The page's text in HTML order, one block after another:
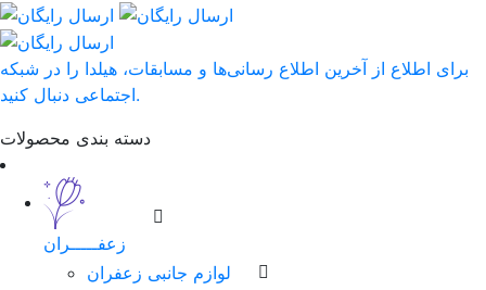
برای اطلاع از آخرین اطلاع رسانی‌ها و مسابقات، هیلدا را در شبکه
اجتماعی دنبال کنید.
دسته بندی محصولات
زعفـــــران
لوازم جانبی زعفران